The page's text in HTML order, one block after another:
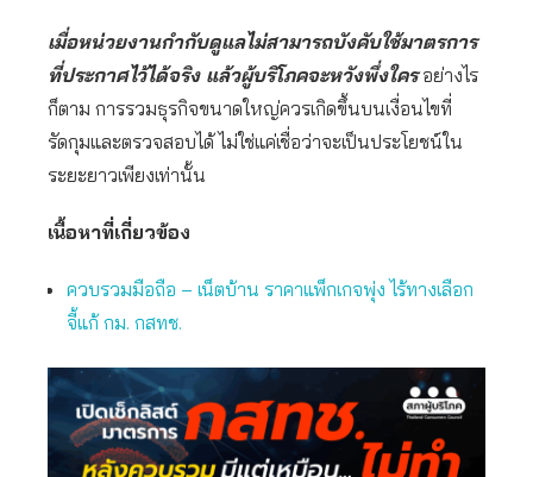
เมื่อหน่วยงานกำกับดูแลไม่สามารถบังคับใช้มาตรการ
ที่ประกาศไว้ได้จริง แล้วผู้บริโภคจะหวังพึ่งใครอย่างไร
ก็ตาม การรวมธุรกิจขนาดใหญ่ควรเกิดขึ้นบนเงื่อนไขที่
รัดกุมและตรวจสอบได้ ไม่ใช่แค่เชื่อว่าจะเป็นประโยชน์ใน
ระยะยาวเพียงเท่านั้น
เนื้อหาที่เกี่ยวข้อง
ควบรวมมือถือ – เน็ตบ้าน ราคาแพ็กเกจพุ่ง ไร้ทางเลือก
จี้แก้ กม. กสทช.